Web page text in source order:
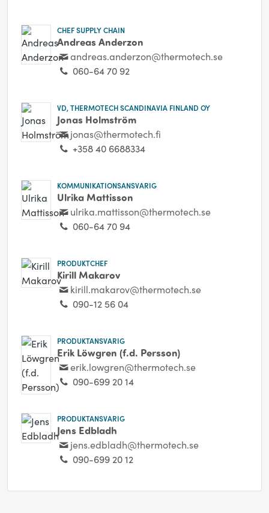
CHEF SUPPLY CHAIN
Andreas Anderzon
andreas.anderzon@thermotech.se
060-64 70 92
VD, THERMOTECH SCANDINAVIA FINLAND OY
Jonas Holmström
jonas@thermotech.fi
+358 40 6688334
KOMMUNIKATIONSANSVARIG
Ulrika Mattisson
ulrika.mattisson@thermotech.se
060-64 70 94
PRODUKTCHEF
Kirill Makarov
kirill.makarov@thermotech.se
090-12 56 04
PRODUKTANSVARIG
Erik Löwgren (f.d. Persson)
erik.lowgren@thermotech.se
090-699 20 14
PRODUKTANSVARIG
Jens Edbladh
jens.edbladh@thermotech.se
090-699 20 12